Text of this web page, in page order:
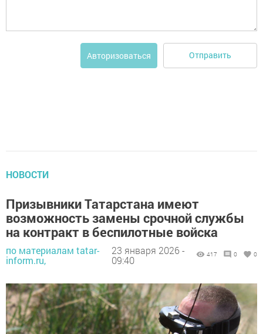
Авторизоваться Отправить
НОВОСТИ
Призывники Татарстана имеют
возможность замены срочной службы
на контракт в беспилотные войска
по материалам tatar-
inform.ru,
23 января 2026 -
09:40
417 0 0